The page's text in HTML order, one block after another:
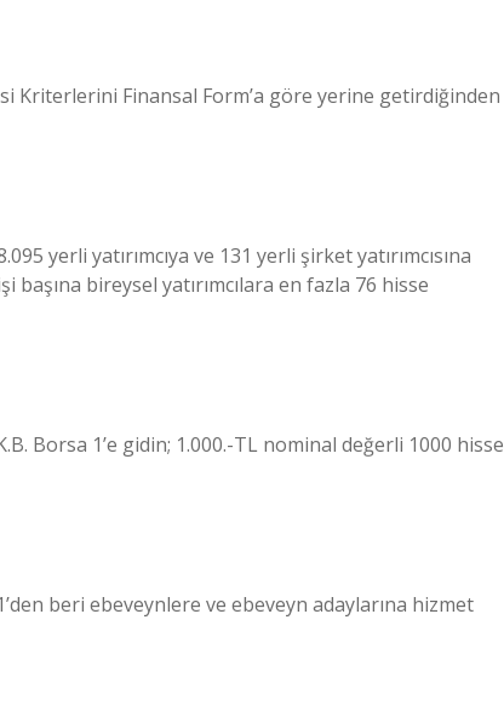
Kriterlerini Finansal Form’a göre yerine getirdiğinden
yerli yatırımcıya ve 131 yerli şirket yatırımcısına
başına bireysel yatırımcılara en fazla 76 hisse
Borsa 1’e gidin; 1.000.-TL nominal değerli 1000 hisse
beri ebeveynlere ve ebeveyn adaylarına hizmet